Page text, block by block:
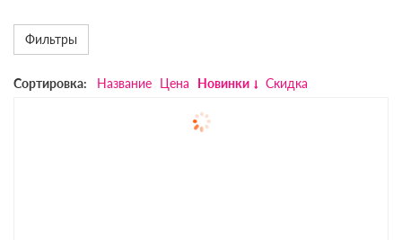
Фильтры
Сортировка: Название Цена Новинки Скидка